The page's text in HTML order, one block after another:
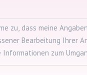
zu, dass meine
Bearbeitung Ihrer
zum